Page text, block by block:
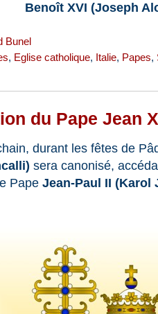
Benoît XVI (Joseph
Bunel
, Eglise catholique, Italie, Papes,
du Pape Jean
durant les fêtes de
sera canonisé,
Pape Jean-Paul II (Karol